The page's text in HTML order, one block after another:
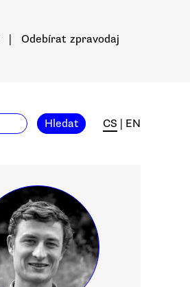
Odebírat zpravodaj
Hledat CS EN